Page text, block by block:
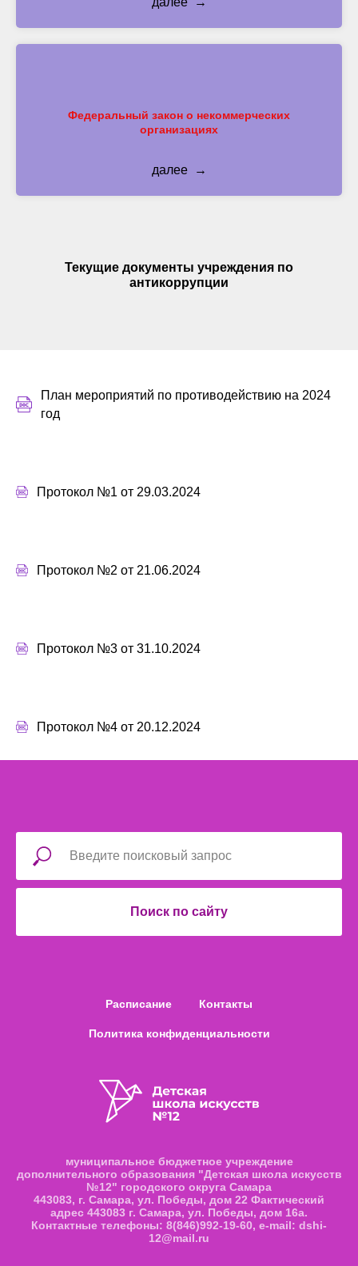
Федеральный закон о некоммерческих
организациях
далее
Текущие документы учреждения по
антикоррупции
План мероприятий по противодействию на 2024
год
Протокол №1 от 29.03.2024
Протокол №2 от 21.06.2024
Протокол №3 от 31.10.2024
Протокол №4 от 20.12.2024
Поиск по сайту
Расписание Контакты
Политика конфиденциальности
муниципальное бюджетное учреждение
дополнительного образования "Детская школа искусств
№12" городского округа Самара
443083, г. Самара, ул. Победы, дом 22 Фактический
адрес 443083 г. Самара, ул. Победы, дом 16а.
Контактные телефоны: 8(846)992-19-60, e-mail: dshi-
12@mail.ru